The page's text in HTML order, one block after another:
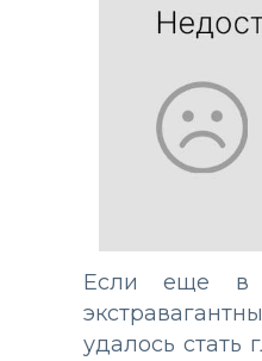
Если еще в
удалось